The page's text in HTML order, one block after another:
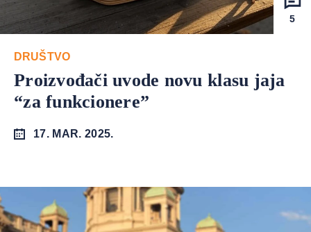
5
DRUŠTVO
Proizvođači uvode novu klasu jaja
“za funkcionere”
17. MAR. 2025.